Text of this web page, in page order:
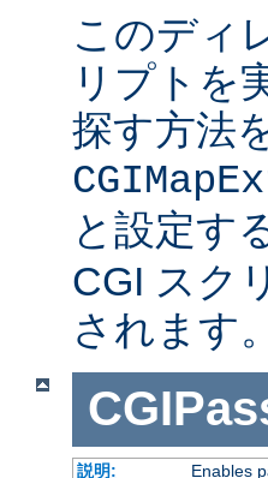
このディ
リプトを
探す方法
と設定す
CGI スク
されます。
説明:
Enables